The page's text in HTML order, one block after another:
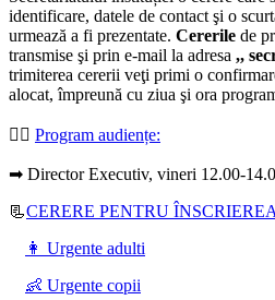
identificare, datele de contact şi o
urmează a fi prezentate. Cererile de
transmise şi prin e-mail la adresa ,,
trimiterea cererii veţi primi o
alocat, împreună cu ziua şi ora
👩‍⚕️ Program audiențe:
➡ Director Executiv, vineri 12.00-
📃CERERE PENTRU
👩 Urgente adulti
👶 Urgente copii